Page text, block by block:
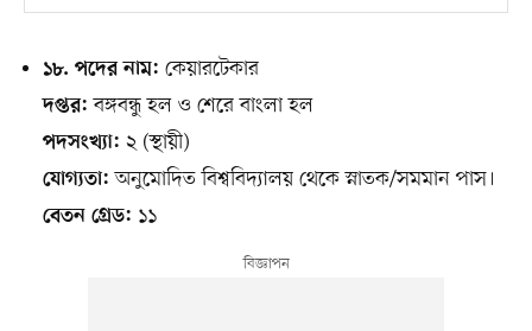
১৮. পদের নাম: কেয়ারটেকার
দপ্তর: বঙ্গবন্ধু হল ও শেরে বাংলা হল
পদসংখ্যা: ২ (স্থায়ী)
যোগ্যতা: অনুমোদিত বিশ্ববিদ্যালয় থেকে স্নাতক/সমমান পাস।
বেতন গ্রেড: ১১